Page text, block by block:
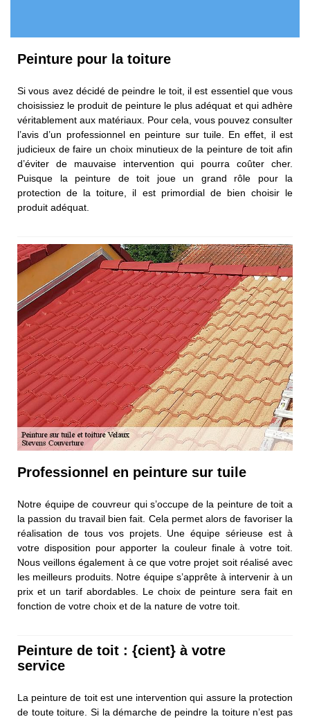
Peinture pour la toiture
Si vous avez décidé de peindre le toit, il est essentiel que vous
choisissiez le produit de peinture le plus adéquat et qui adhère
véritablement aux matériaux. Pour cela, vous pouvez consulter
l’avis d’un professionnel en peinture sur tuile. En effet, il est
judicieux de faire un choix minutieux de la peinture de toit afin
d’éviter de mauvaise intervention qui pourra coûter cher.
Puisque la peinture de toit joue un grand rôle pour la
protection de la toiture, il est primordial de bien choisir le
produit adéquat.
Professionnel en peinture sur tuile
Notre équipe de couvreur qui s’occupe de la peinture de toit a
la passion du travail bien fait. Cela permet alors de favoriser la
réalisation de tous vos projets. Une équipe sérieuse est à
votre disposition pour apporter la couleur finale à votre toit.
Nous veillons également à ce que votre projet soit réalisé avec
les meilleurs produits. Notre équipe s’apprête à intervenir à un
prix et un tarif abordables. Le choix de peinture sera fait en
fonction de votre choix et de la nature de votre toit.
Peinture de toit : {cient} à votre
service
La peinture de toit est une intervention qui assure la protection
de toute toiture. Si la démarche de peindre la toiture n’est pas